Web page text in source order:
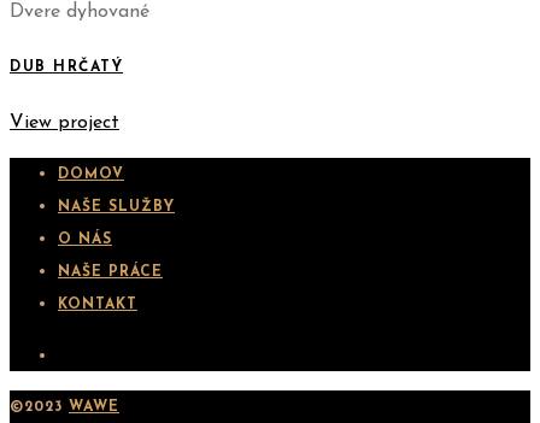
Dvere dyhované
DUB HRČATÝ
View project
DOMOV
NAŠE SLUŽBY
O NÁS
NAŠE PRÁCE
KONTAKT
©2023 WAWE